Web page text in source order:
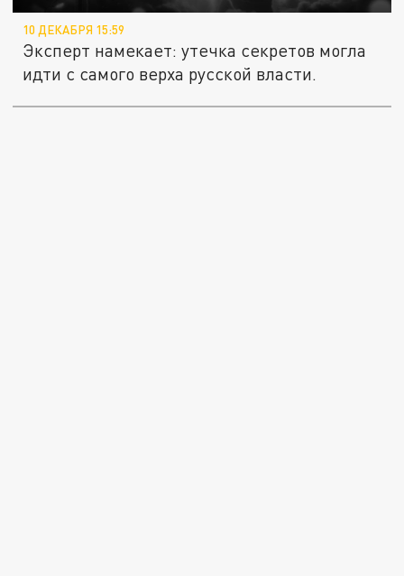
10 ДЕКАБРЯ 15:59
Эксперт намекает: утечка секретов могла
идти с самого верха русской власти.